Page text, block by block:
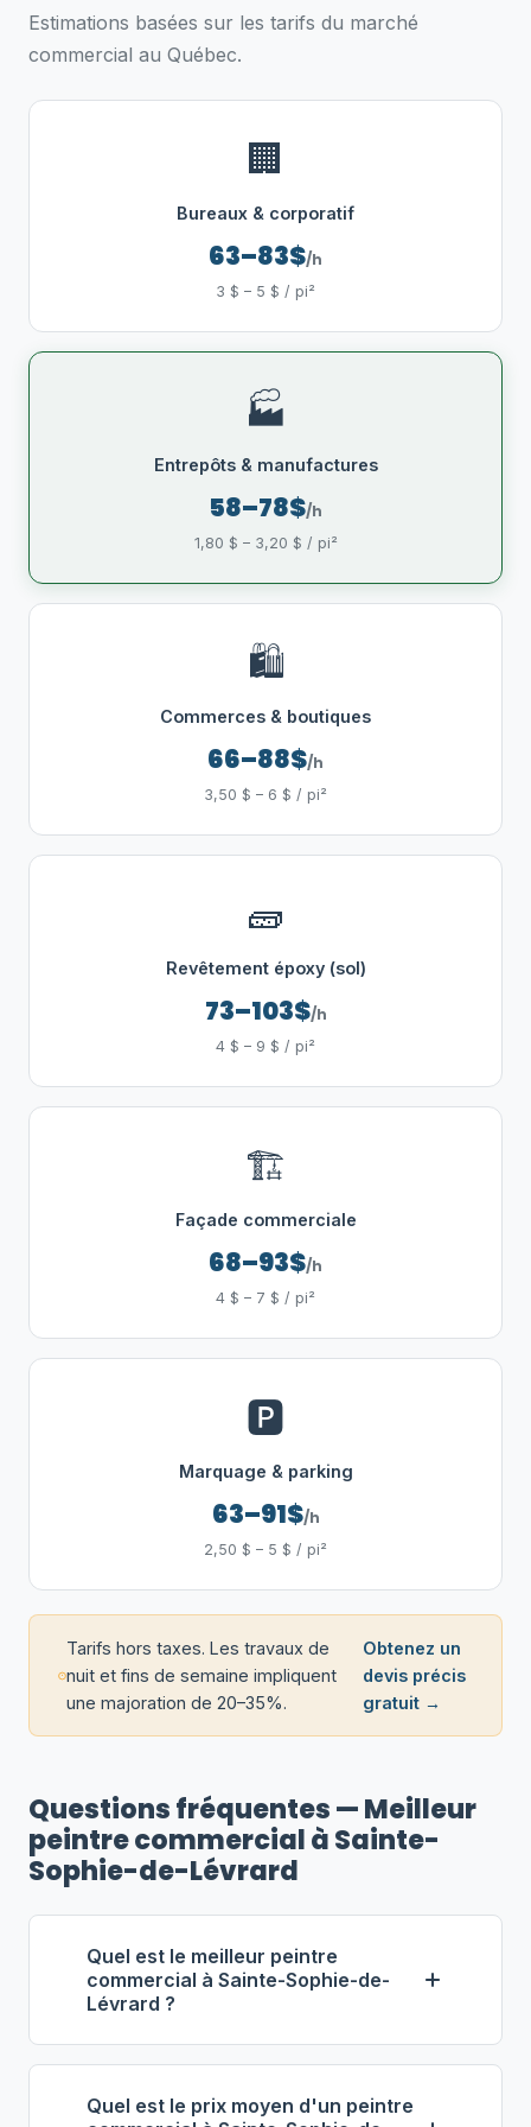
Estimations basées sur les tarifs du marché
commercial au Québec.
🏢
Bureaux & corporatif
63–83$/h
3 $ – 5 $ / pi²
🏭
Entrepôts & manufactures
58–78$/h
1,80 $ – 3,20 $ / pi²
🛍️
Commerces & boutiques
66–88$/h
3,50 $ – 6 $ / pi²
🧱
Revêtement époxy (sol)
73–103$/h
4 $ – 9 $ / pi²
🏗️
Façade commerciale
68–93$/h
4 $ – 7 $ / pi²
🅿️
Marquage & parking
63–91$/h
2,50 $ – 5 $ / pi²
Tarifs hors taxes. Les travaux de
nuit et fins de semaine impliquent
une majoration de 20–35%.
Obtenez un
devis précis
gratuit →
Questions fréquentes — Meilleur
peintre commercial à Sainte-
Sophie-de-Lévrard
Quel est le meilleur peintre
commercial à Sainte-Sophie-de-
Lévrard ?
Selon notre classement,Groupe
Robitaille — Commercial
(propriétaire :
Quel est le prix moyen d'un peintre